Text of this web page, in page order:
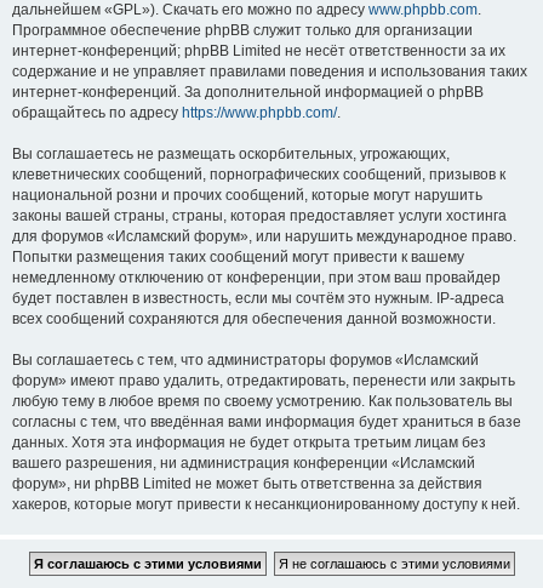
дальнейшем «GPL»). Скачать его можно по адресу www.phpbb.com.
Программное обеспечение phpBB служит только для организации
интернет-конференций; phpBB Limited не несёт ответственности за их
содержание и не управляет правилами поведения и использования таких
интернет-конференций. За дополнительной информацией о phpBB
обращайтесь по адресу https://www.phpbb.com/.
Вы соглашаетесь не размещать оскорбительных, угрожающих,
клеветнических сообщений, порнографических сообщений, призывов к
национальной розни и прочих сообщений, которые могут нарушить
законы вашей страны, страны, которая предоставляет услуги хостинга
для форумов «Исламский форум», или нарушить международное право.
Попытки размещения таких сообщений могут привести к вашему
немедленному отключению от конференции, при этом ваш провайдер
будет поставлен в известность, если мы сочтём это нужным. IP-адреса
всех сообщений сохраняются для обеспечения данной возможности.
Вы соглашаетесь с тем, что администраторы форумов «Исламский
форум» имеют право удалить, отредактировать, перенести или закрыть
любую тему в любое время по своему усмотрению. Как пользователь вы
согласны с тем, что введённая вами информация будет храниться в базе
данных. Хотя эта информация не будет открыта третьим лицам без
вашего разрешения, ни администрация конференции «Исламский
форум», ни phpBB Limited не может быть ответственна за действия
хакеров, которые могут привести к несанкционированному доступу к ней.